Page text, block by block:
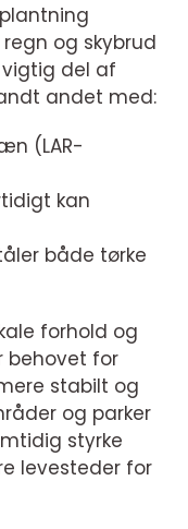
og skybrud
del af
andet med:
(LAR-
kan
både tørke
forhold og
behovet for
stabilt og
og parker
styrke
levesteder for